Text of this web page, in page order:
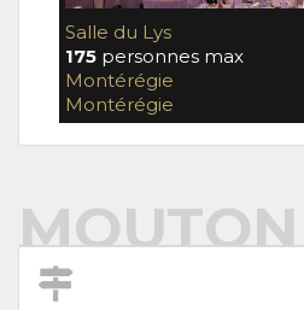
Salle du Lys
175 personnes max
Montérégie
Montérégie